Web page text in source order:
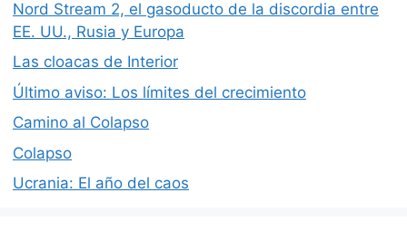
Nord Stream 2, el gasoducto de la discordia entre
EE. UU., Rusia y Europa
Las cloacas de Interior
Último aviso: Los límites del crecimiento
Camino al Colapso
Colapso
Ucrania: El año del caos